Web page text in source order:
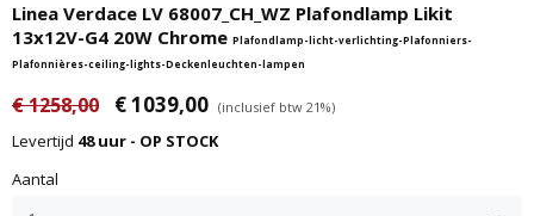
Linea Verdace LV 68007_CH_WZ Plafondlamp Likit
13x12V-G4 20W Chrome Plafondlamp-licht-verlichting-Plafonniers-
Plafonnières-ceiling-lights-Deckenleuchten-lampen
€ 1258,00 € 1039,00 (inclusief btw 21%)
Levertijd 48 uur - OP STOCK
Aantal